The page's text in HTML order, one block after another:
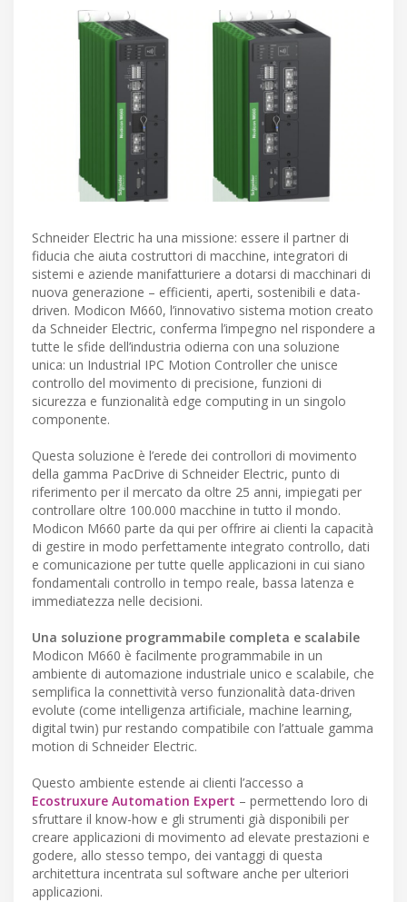
Schneider Electric ha una missione: essere il partner di
fiducia che aiuta costruttori di macchine, integratori di
sistemi e aziende manifatturiere a dotarsi di macchinari di
nuova generazione – efficienti, aperti, sostenibili e data-
driven. Modicon M660, l’innovativo sistema motion creato
da Schneider Electric, conferma l’impegno nel rispondere a
tutte le sfide dell’industria odierna con una soluzione
unica: un Industrial IPC Motion Controller che unisce
controllo del movimento di precisione, funzioni di
sicurezza e funzionalità edge computing in un singolo
componente.
Questa soluzione è l’erede dei controllori di movimento
della gamma PacDrive di Schneider Electric, punto di
riferimento per il mercato da oltre 25 anni, impiegati per
controllare oltre 100.000 macchine in tutto il mondo.
Modicon M660 parte da qui per offrire ai clienti la capacità
di gestire in modo perfettamente integrato controllo, dati
e comunicazione per tutte quelle applicazioni in cui siano
fondamentali controllo in tempo reale, bassa latenza e
immediatezza nelle decisioni.
Una soluzione programmabile completa e scalabile
Modicon M660 è facilmente programmabile in un
ambiente di automazione industriale unico e scalabile, che
semplifica la connettività verso funzionalità data-driven
evolute (come intelligenza artificiale, machine learning,
digital twin) pur restando compatibile con l’attuale gamma
motion di Schneider Electric.
Questo ambiente estende ai clienti l’accesso a
Ecostruxure Automation Expert – permettendo loro di
sfruttare il know-how e gli strumenti già disponibili per
creare applicazioni di movimento ad elevate prestazioni e
godere, allo stesso tempo, dei vantaggi di questa
architettura incentrata sul software anche per ulteriori
applicazioni.